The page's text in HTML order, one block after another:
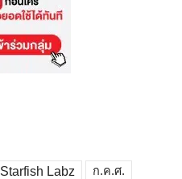
Starfish Labz ก.ค.ศ.